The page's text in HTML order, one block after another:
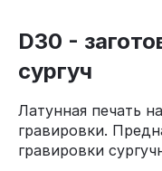
D30 -
сургуч
Латунная печать
гравировки.
гравировки